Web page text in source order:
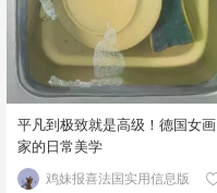
平凡到极致就是高级！德国女画
家的日常美学
鸡妹报喜法国实用信息版